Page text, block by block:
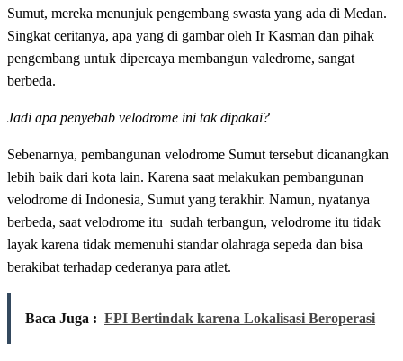
Sumut, mereka menunjuk pengembang swasta yang ada di Medan.
Singkat ceritanya, apa yang di gambar oleh Ir Kasman dan pihak
pengembang untuk dipercaya membangun valedrome, sangat
berbeda.
Jadi apa penyebab velodrome ini tak dipakai?
Sebenarnya, pembangunan velodrome Sumut tersebut dicanangkan
lebih baik dari kota lain. Karena saat melakukan pembangunan
velodrome di Indonesia, Sumut yang terakhir. Namun, nyatanya
berbeda, saat velodrome itu sudah terbangun, velodrome itu tidak
layak karena tidak memenuhi standar olahraga sepeda dan bisa
berakibat terhadap cederanya para atlet.
Baca Juga : FPI Bertindak karena Lokalisasi Beroperasi